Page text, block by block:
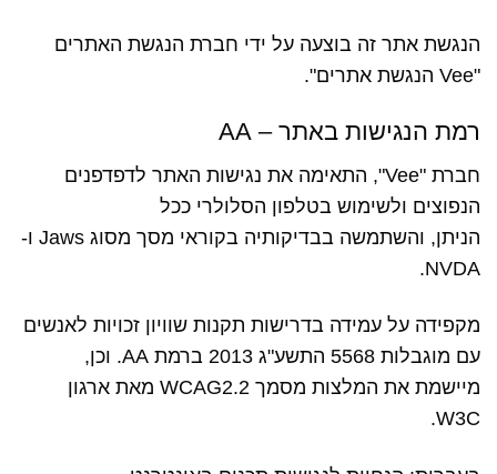
הנגשת אתר זה בוצעה על ידי חברת הנגשת האתרים
"Vee הנגשת אתרים".
רמת הנגישות באתר – AA
חברת "Vee", התאימה את נגישות האתר לדפדפנים
הנפוצים ולשימוש בטלפון הסלולרי ככל
הניתן, והשתמשה בבדיקותיה בקוראי מסך מסוג Jaws ו-
NVDA.
מקפידה על עמידה בדרישות תקנות שוויון זכויות לאנשים
עם מוגבלות 5568 התשע"ג 2013 ברמת AA. וכן,
מיישמת את המלצות מסמך WCAG2.2 מאת ארגון
W3C.